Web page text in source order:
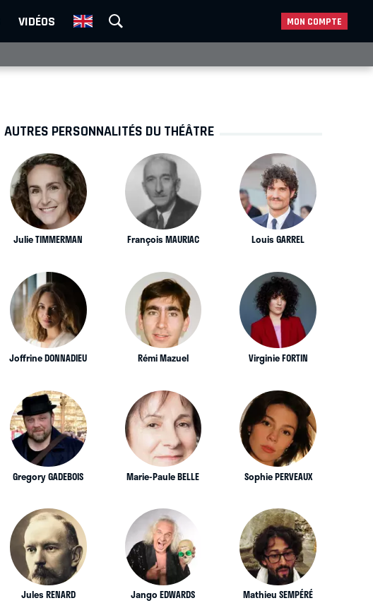
VIDÉOS MON COMPTE
AUTRES PERSONNALITÉS DU THÉÂTRE
Julie TIMMERMAN François MAURIAC Louis GARREL
Joffrine DONNADIEU Rémi Mazuel Virginie FORTIN
Gregory GADEBOIS Marie-Paule BELLE Sophie PERVEAUX
Jules RENARD Jango EDWARDS Mathieu SEMPÉRÉ